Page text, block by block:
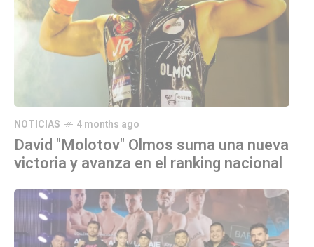
NOTICIAS 4 months ago
David "Molotov" Olmos suma una nueva
victoria y avanza en el ranking nacional